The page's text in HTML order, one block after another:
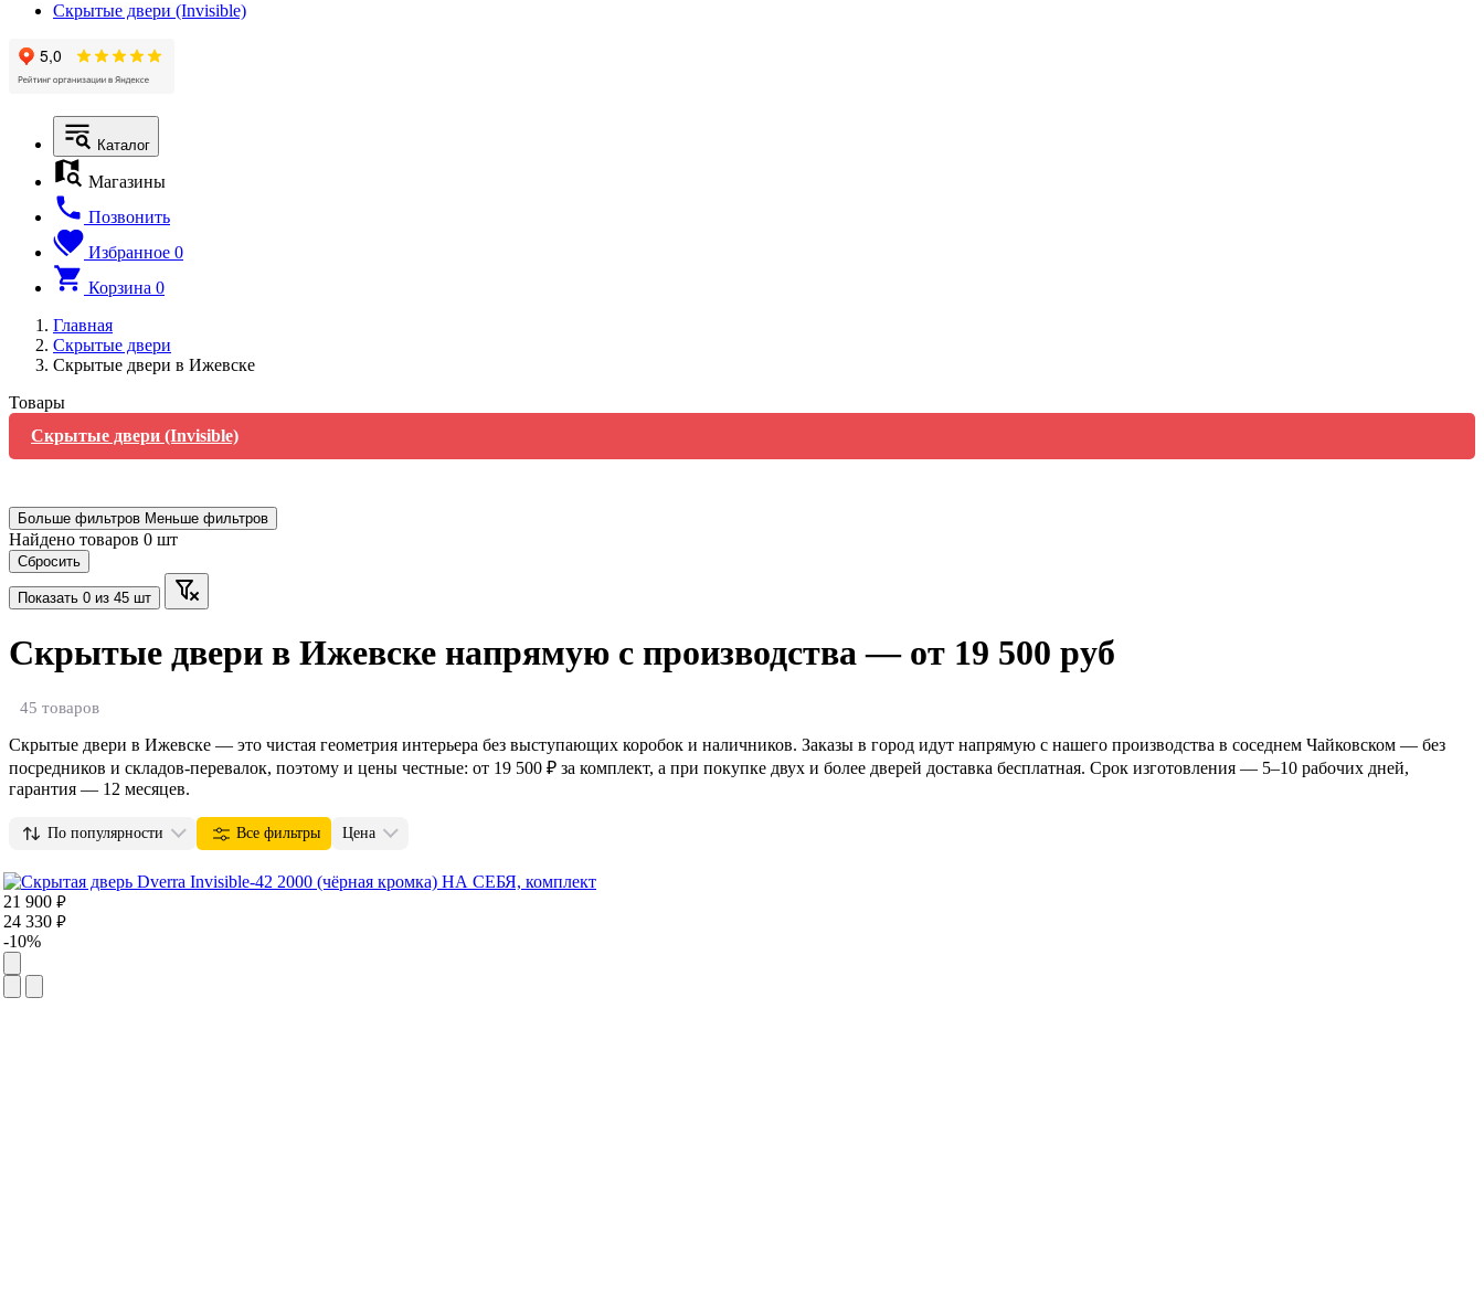
Скрытые двери (Invisible)
Каталог
Магазины
Позвонить
Избранное 0
Корзина 0
Главная
Скрытые двери
Скрытые двери в Ижевске
Товары
Скрытые двери (Invisible)
Больше фильтров Меньше фильтров
Найдено товаров 0 шт
Сбросить
Показать 0 из 45 шт
Скрытые двери в Ижевске напрямую с производства — от 19 500 руб
45 товаров
Скрытые двери в Ижевске — это чистая геометрия интерьера без выступающих коробок и наличников. Заказы в город идут напрямую с нашего производства в соседнем Чайковском — без
посредников и складов-перевалок, поэтому и цены честные: от 19 500 ₽ за комплект, а при покупке двух и более дверей доставка бесплатная. Срок изготовления — 5–10 рабочих дней,
гарантия — 12 месяцев.
По популярности Все фильтры Цена
21 900 руб.
24 330 руб.
-10%